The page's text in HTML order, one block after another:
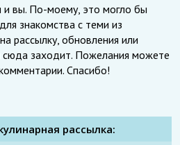
вы. По-моему, это могло бы
знакомства с теми из
рассылку, обновления или
сюда заходит. Пожелания можете
Спасибо!
рассылка: